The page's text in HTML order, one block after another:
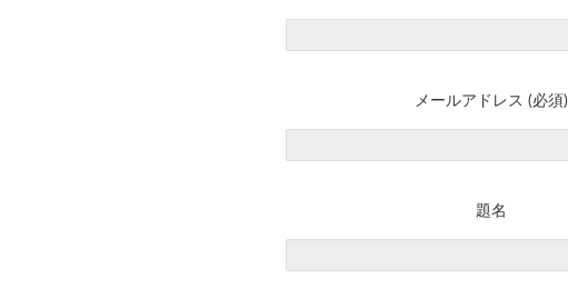
メールアドレス (必須)
題名